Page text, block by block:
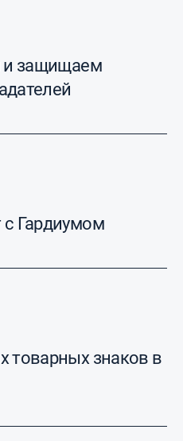
и защищаем
Гардиумом
товарных знаков в